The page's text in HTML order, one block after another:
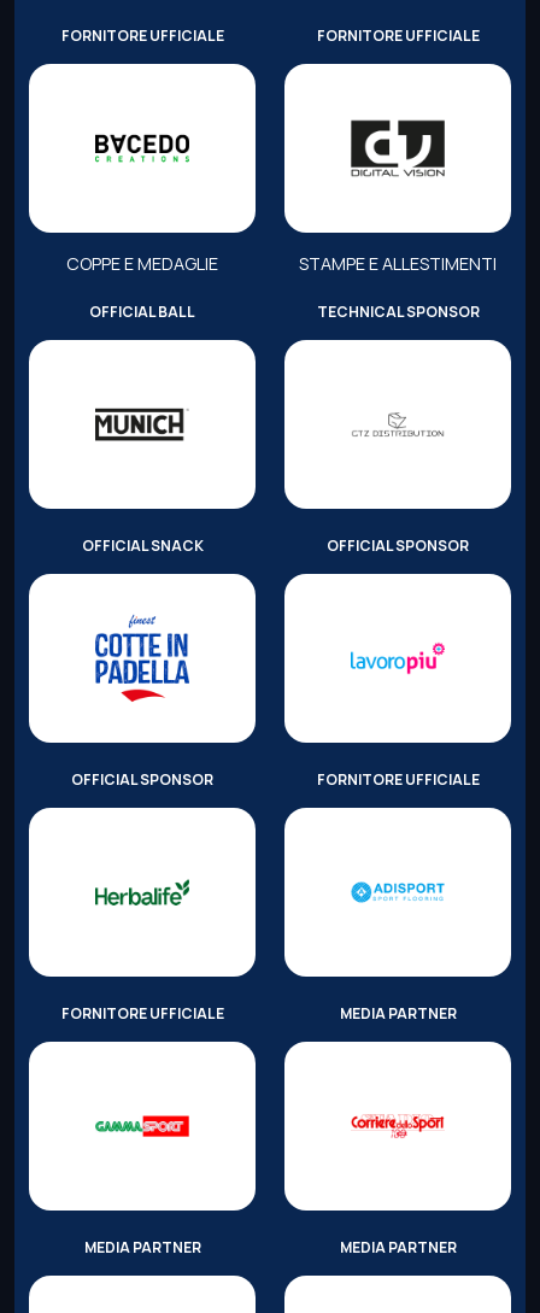
FORNITORE UFFICIALE
COPPE E MEDAGLIE
FORNITORE UFFICIALE
STAMPE E ALLESTIMENTI
OFFICIAL BALL TECHNICAL SPONSOR
OFFICIAL SNACK OFFICIAL SPONSOR
OFFICIAL SPONSOR FORNITORE UFFICIALE
FORNITORE UFFICIALE MEDIA PARTNER
MEDIA PARTNER MEDIA PARTNER